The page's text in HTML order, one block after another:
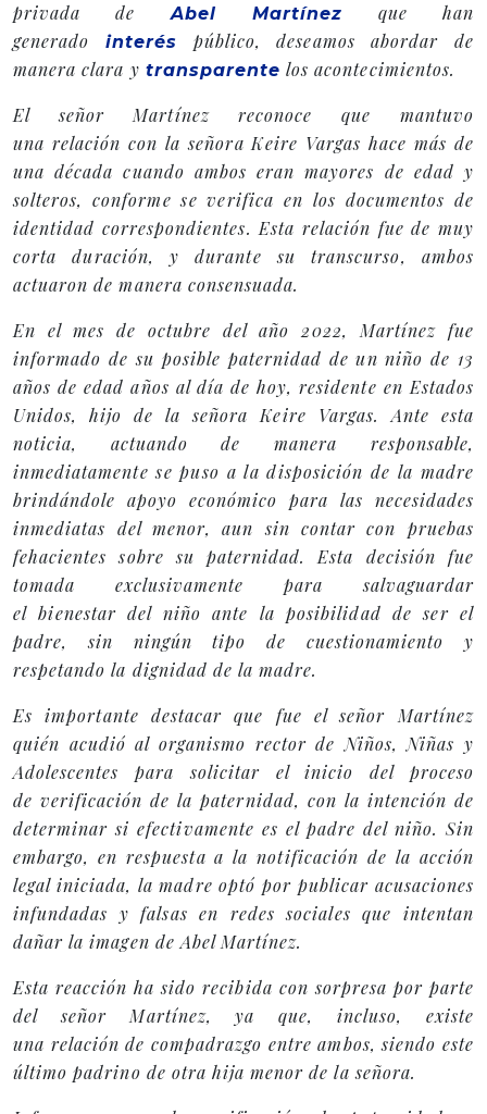
privada deAbel Martínez
que han
generado interés
público, deseamos abordar de
manera clara y transparente los acontecimientos.
El señor Martínez reconoce que mantuvo
una relación con la señora Keire Vargas hace más de
una década cuando ambos eran mayores de edad y
solteros, conforme se verifica en los documentos de
identidad correspondientes. Esta relación fue de muy
corta duración, y durante su transcurso, ambos
actuaron de manera consensuada.
En el mes de octubre del año 2022, Martínez fue
informado de su posible paternidad de un niño de 13
años de edad años al día de hoy, residente en Estados
Unidos, hijo de la señora Keire Vargas. Ante esta
noticia, actuando de manera responsable,
inmediatamente se puso a la disposición de la madre
brindándole apoyo económico para las necesidades
inmediatas del menor, aun sin contar con pruebas
fehacientes sobre su paternidad. Esta decisión fue
tomada exclusivamente para salvaguardar
el bienestar del niño ante la posibilidad de ser el
padre, sin ningún tipo de cuestionamiento y
respetando la dignidad de la madre.
Es importante destacar que fue el señor Martínez
quién acudió al organismo rector de Niños, Niñas y
Adolescentes para solicitar el inicio del proceso
de verificación de la paternidad, con la intención de
determinar si efectivamente es el padre del niño. Sin
embargo, en respuesta a la notificación de la acción
legal iniciada, la madre optó por publicar acusaciones
infundadas y falsas en redes sociales que intentan
dañar la imagen de Abel Martínez.
Esta reacción ha sido recibida con sorpresa por parte
del señor Martínez, ya que, incluso, existe
una relación de compadrazgo entre ambos, siendo este
último padrino de otra hija menor de la señora.